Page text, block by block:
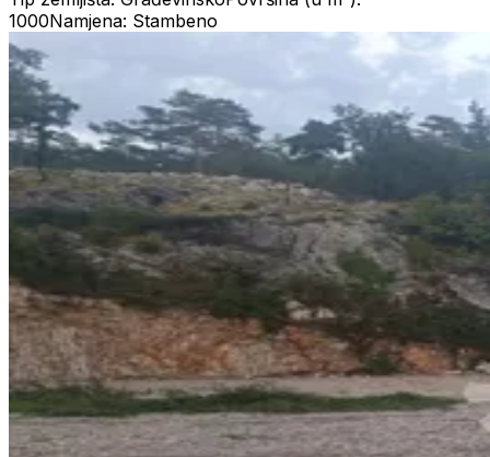
1000Namjena: Stambeno